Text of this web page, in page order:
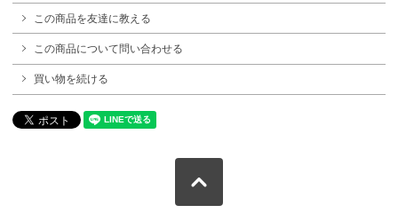
この商品を友達に教える
この商品について問い合わせる
買い物を続ける